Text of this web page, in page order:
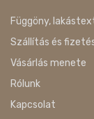
Függöny,
Szállítás és
Vásárlás menete
Rólunk
Kapcsolat